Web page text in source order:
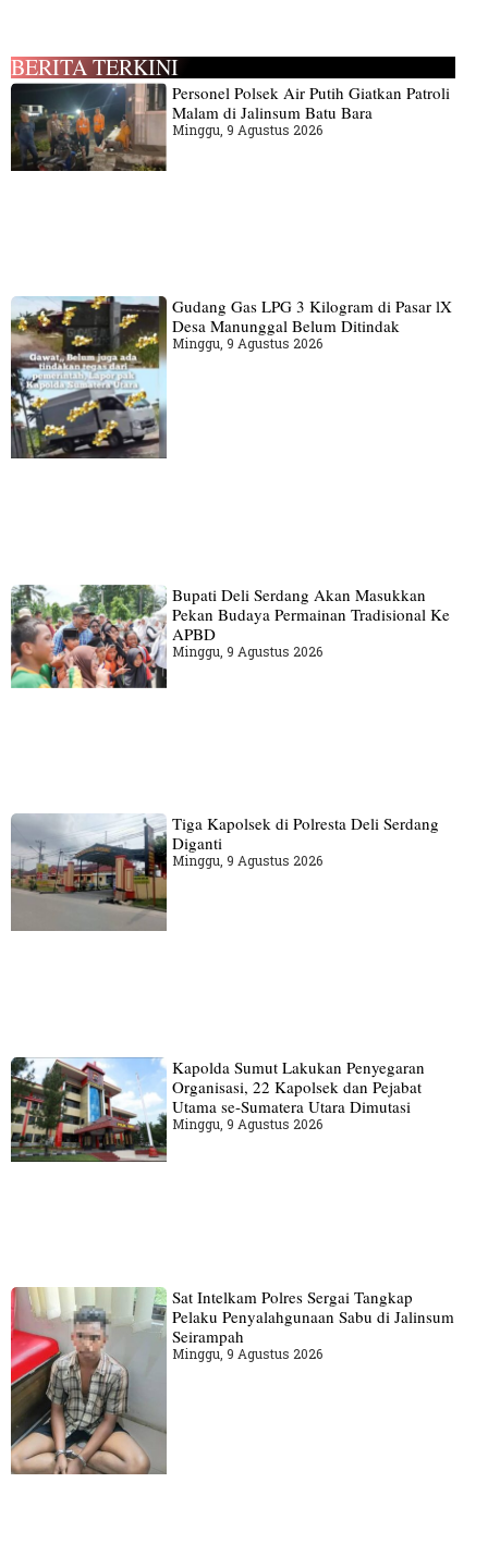
BERITA TERKINI
Personel Polsek Air Putih Giatkan Patroli
Malam di Jalinsum Batu Bara
Minggu, 9 Agustus 2026
Gudang‎ Gas LPG 3 Kilogram di Pasar lX
Desa Manunggal Belum Ditindak
Minggu, 9 Agustus 2026
Bupati Deli Serdang Akan Masukkan
Pekan Budaya Permainan Tradisional Ke
APBD
Minggu, 9 Agustus 2026
Tiga Kapolsek di Polresta Deli Serdang
Diganti
Minggu, 9 Agustus 2026
Kapolda Sumut Lakukan Penyegaran
Organisasi, 22 Kapolsek dan Pejabat
Utama se-Sumatera Utara Dimutasi
Minggu, 9 Agustus 2026
Sat Intelkam Polres Sergai Tangkap
Pelaku Penyalahgunaan Sabu di Jalinsum
Seirampah
Minggu, 9 Agustus 2026